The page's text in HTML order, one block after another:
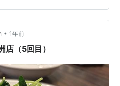
みます。 餃子（2人前） 青梗
念ながら3がつかない日です
めて「時間です」と追い出
• 1年前
店（5回目）